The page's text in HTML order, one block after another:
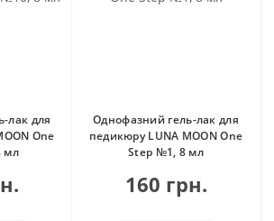
лак для
One
мл
Однофазний гель-лак для
педикюру LUNA MOON One
Step №1, 8 мл
160 грн.